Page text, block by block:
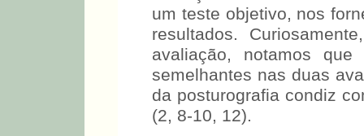
um teste objetivo, nos
resultados.
avaliação, notamos
semelhantes nas duas
da posturografia condiz
(2, 8-10, 12).